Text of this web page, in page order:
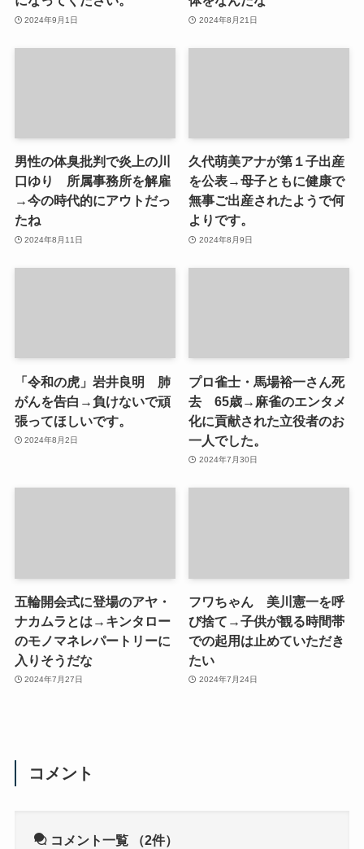
2024年9月1日 2024年8月21日
男性の体臭批判で炎上の川
口ゆり 所属事務所を解雇
→今の時代的にアウトだっ
たね
2024年8月11日
久代萌美アナが第１子出産
を公表→母子ともに健康で
無事ご出産されたようで何
よりです。
2024年8月9日
「令和の虎」岩井良明 肺
がんを告白→負けないで頑
張ってほしいです。
2024年8月2日
プロ雀士・馬場裕一さん死
去 65歳→麻雀のエンタメ
化に貢献された立役者のお
一人でした。
2024年7月30日
五輪開会式に登場のアヤ・
ナカムラとは→キンタロー
のモノマネレパートリーに
入りそうだな
2024年7月27日
フワちゃん 美川憲一を呼
び捨て→子供が観る時間帯
での起用は止めていただき
たい
2024年7月24日
コメント
コメント一覧 （2件）